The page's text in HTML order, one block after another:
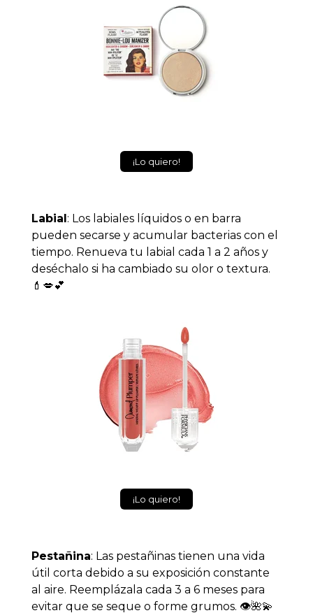
¡Lo quiero!
Labial: Los labiales líquidos o en barra
pueden secarse y acumular bacterias con el
tiempo. Renueva tu labial cada 1 a 2 años y
deséchalo si ha cambiado su olor o textura.
💄💋💕
¡Lo quiero!
Pestañina: Las pestañinas tienen una vida
útil corta debido a su exposición constante
al aire. Reemplázala cada 3 a 6 meses para
evitar que se seque o forme grumos. 👁️🌺💫